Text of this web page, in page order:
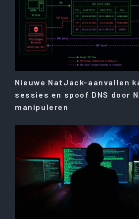
Nieuwe NatJack-aanvallen
sessies en spoof DNS door
manipuleren